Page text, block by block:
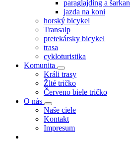
paraglajding a šarkan
jazda na koni
horský bicykel
Transalp
pretekársky bicykel
trasa
cykloturistika
Komunita
Králi trasy
Žlté tričko
Červeno biele tričko
O nás
Naše ciele
Kontakt
Impresum